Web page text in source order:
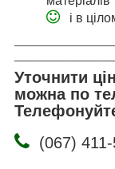
і в
Уточнити
можна по
(067)